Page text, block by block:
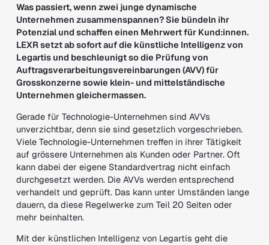
Was passiert, wenn zwei junge dynamische
Unternehmen zusammenspannen? Sie bündeln ihr
Potenzial und schaffen einen Mehrwert für Kund:innen.
LEXR setzt ab sofort auf die künstliche Intelligenz von
Legartis und beschleunigt so die Prüfung von
Auftragsverarbeitungsvereinbarungen (AVV) für
Grosskonzerne sowie klein- und mittelständische
Unternehmen gleichermassen.
Gerade für Technologie-Unternehmen sind AVVs
unverzichtbar, denn sie sind gesetzlich vorgeschrieben.
Viele Technologie-Unternehmen treffen in ihrer Tätigkeit
auf grössere Unternehmen als Kunden oder Partner. Oft
kann dabei der eigene Standardvertrag nicht einfach
durchgesetzt werden. Die AVVs werden entsprechend
verhandelt und geprüft. Das kann unter Umständen lange
dauern, da diese Regelwerke zum Teil 20 Seiten oder
mehr beinhalten.
Mit der künstlichen Intelligenz von Legartis geht die